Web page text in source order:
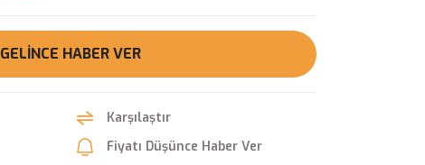
GELINCE HABER VER
Karşılaştır
Fiyatı Düşünce Haber Ver